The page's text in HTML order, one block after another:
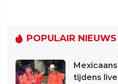
POPULAIR NIEUWS
tijdens